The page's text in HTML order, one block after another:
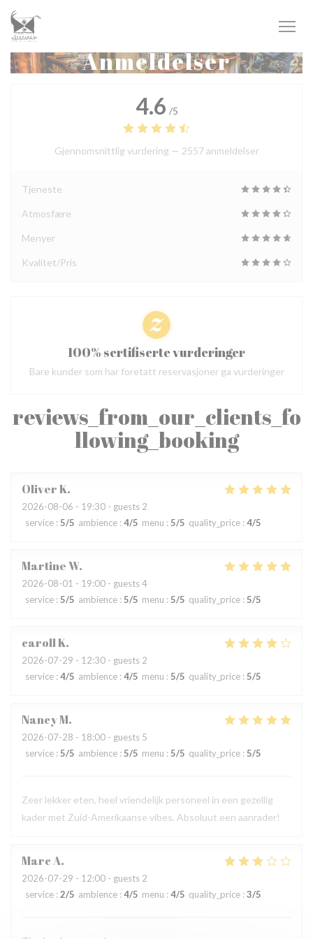
Panel for informasjonskapsler
Anmeldelser
reviews_from_our_clients_fo
llowing_booking
OliverK
2026-08-06 - 19:30 - guests 2
service : 5/5 ambience : 4/5 menu : 5/5 quality_price : 4/5
MartineW
2026-08-01 - 19:00 - guests 4
service : 5/5 ambience : 5/5 menu : 5/5 quality_price : 5/5
carollK
2026-07-29 - 12:30 - guests 2
service : 4/5 ambience : 4/5 menu : 5/5 quality_price : 5/5
NancyM
2026-07-28 - 18:00 - guests 5
service : 5/5 ambience : 5/5 menu : 5/5 quality_price : 5/5
Zeer lekker eten, heel vriendelijk personeel in een gezellig
kader met Zuid-Amerikaanse vibes. Absoluut een aanrader!
MarcA
2026-07-29 - 12:00 - guests 2
service : 2/5 ambience : 4/5 menu : 4/5 quality_price : 3/5
4.6 /5
Gjennomsnittlig vurdering — 2557 anmeldelser
Tjeneste
Atmosfære
Menyer
Kvalitet/Pris
100% sertifiserte vurderinger
Bare kunder som har foretatt reservasjoner ga vurderinger